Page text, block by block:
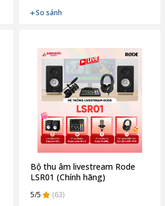
So sánh
Bộ thu âm livestream Rode
LSR01 (Chính hãng)
5/5 (63)